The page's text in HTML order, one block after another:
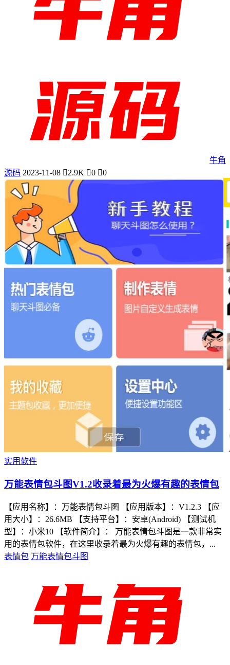
牛角
源码 2023-11-08 2.9K 0 0
实用软件
万能表情包斗图V1.2收录着最为火爆有趣的表情包
【应用名称】：万能表情包斗图 【应用版本】：V1.2.3 【应
用大小】：26.6MB 【支持平台】：安卓(Android) 【测试机
型】：小米10 【软件简介】： 万能表情包斗图是一款非常实
用的表情包软件，在这里收录着最为火爆有趣的表情包，...
表情包 万能表情包斗图